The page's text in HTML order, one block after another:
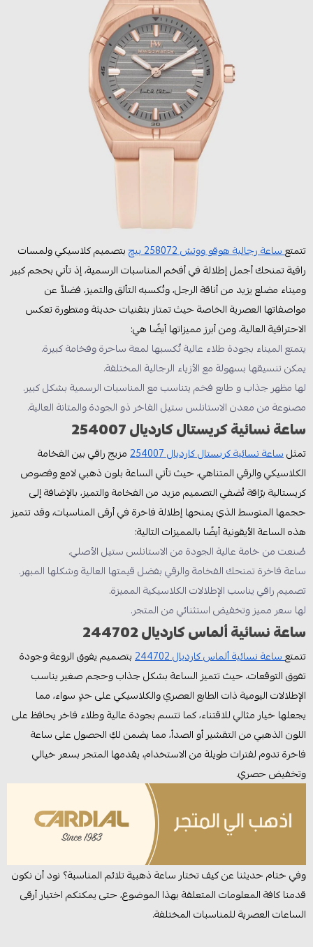
تتمتعساعة رجالية هوقو ووتش 258072 بيج
بتصميم كلاسيكي ولمسات
راقية تمنحك أجمل إطلالة في أفخم المناسبات الرسمية، إذ تأتي بحجم كبير
وميناء مضلع يزيد من أناقة الرجل، وتُكسبه التألق والتميز، فضلاً عن
مواصفاتها العصرية الخاصة حيث تمتاز بتقنيات حديثة ومتطورة تعكس
الاحترافية العالية، ومن أبرز مميزاتها أيضًا هي:
يتمتع الميناء بجودة طلاء عالية تٌكسبها لمعة ساحرة وفخامة كبيرة.
يمكن تنسيقها بسهولة مع الأزياء الرجالية المختلفة.
لها مظهر جذاب و طابع فخم يتناسب مع المناسبات الرسمية بشكل كبير.
مصنوعة من معدن الاستانلس ستيل الفاخر ذو الجودة والمتانة العالية.
ساعة نسائية كريستال كارديال 254007
تمثلساعة نسائية كريستال كارديال 254007
مزيج راقي بين الفخامة
الكلاسيكي والرقي المتناهي، حيث تأتي الساعة بلون ذهبي لامع وفصوص
كريستالية برّاقة تُضفي التصميم مزيد من الفخامة والتميز، بالإضافة إلى
حجمها المتوسط الذي يمنحها إطلالة فاخرة في أرقى المناسبات، وقد تتميز
هذه الساعة الأيقونية أيضًا بالمميزات التالية:
صُنعت من خامة عالية الجودة من الاستانلس ستيل الأصلي.
ساعة فاخرة تمنحك الفخامة والرقي بفضل قيمتها العالية وشكلها المبهر.
تصميم راقي يناسب الإطلالات الكلاسيكية المميزة.
لها سعر مميز وتخفيض استثنائي من المتجر.
ساعة نسائية ألماس كارديال 244702
تتمتعساعة نسائية ألماس كارديال 244702
بتصميم يفوق الروعة وجودة
تفوق التوقعات، حيث تتميز الساعة بشكل جذاب وحجم صغير يناسب
الإطلالات اليومية ذات الطابع العصري والكلاسيكي على حدٍ سواء، مما
يجعلها خيار مثالي للاقتناء، كما تتسم بجودة عالية وطلاء فاخر يحافظ على
اللون الذهبي من التقشير أو الصدأ، مما يضمن لكِ الحصول على ساعة
فاخرة تدوم لفترات طويلة من الاستخدام، يقدمها المتجر بسعر خيالي
وتخفيض حصري.
وفي ختام حديثنا عن كيف تختار ساعة ذهبية تلائم المناسبة؟ نود أن نكون
قدمنا كافة المعلومات المتعلقة بهذا الموضوع، حتى يمكنكم اختيار أرقى
الساعات العصرية للمناسبات المختلفة.